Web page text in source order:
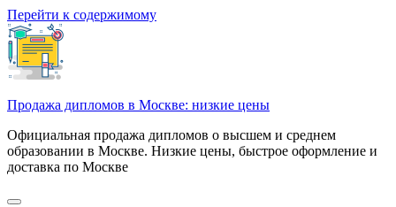
Перейти к содержимому
Продажа дипломов в Москве: низкие цены
Официальная продажа дипломов о высшем и среднем
образовании в Москве. Низкие цены, быстрое оформление и
доставка по Москве